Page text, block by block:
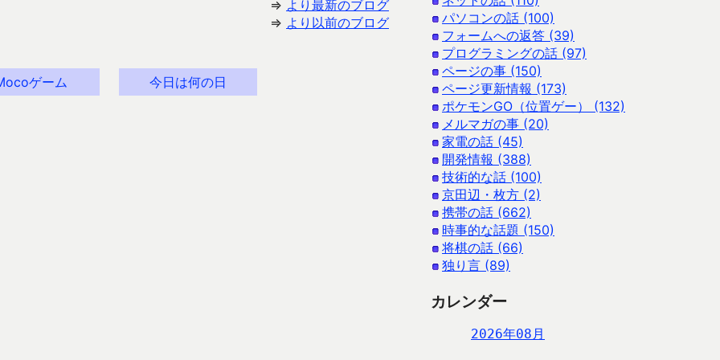
⇒ より最新のブログ
⇒ より以前のブログ
ゲーム 今日は何の日
パソコンの話 (100)
フォームへの返答 (39)
プログラミングの話 (97)
ページの事 (150)
ページ更新情報 (173)
ポケモンGO（位置ゲー） (132)
メルマガの事 (20)
家電の話 (45)
開発情報 (388)
技術的な話 (100)
京田辺・枚方 (2)
携帯の話 (662)
時事的な話題 (150)
将棋の話 (66)
独り言 (89)
カレンダー
2026年08月